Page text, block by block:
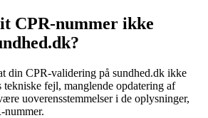
CPR-nummer ikke
din CPR-validering på sundhed.dk ikke
fejl, manglende opdatering af
uoverensstemmelser i de oplysninger,
nummer.